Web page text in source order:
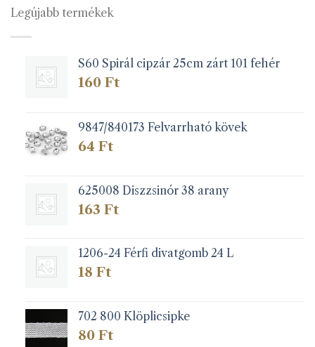
van.
A
termékoldalon
választhatók
Legújabb termékek
S60 Spirál cipzár 25cm zárt 101 fehér
160 Ft
9847/840173 Felvarrható kövek
64 Ft
625008 Diszzsinór 38 arany
163 Ft
1206-24 Férfi divatgomb 24 L
18 Ft
702 800 Klöplicsipke
80 Ft